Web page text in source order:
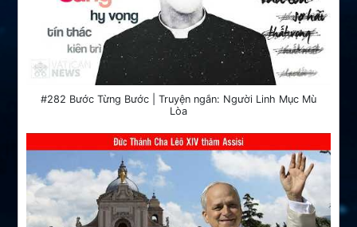
#282 Bước Từng Bước | Truyện ngắn: Người Linh Mục Mù
Lòa